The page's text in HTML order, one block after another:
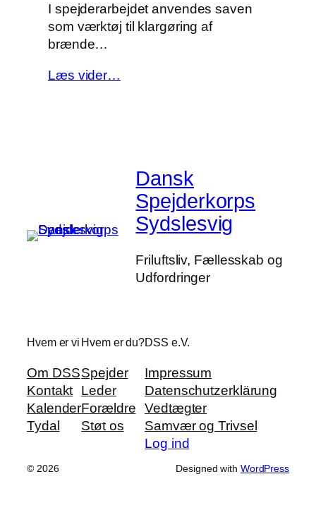
I spejderarbejdet anvendes saven
som værktøj til klargøring af
brænde…
Læs vider…
Dansk
Spejderkorps
Sydslesvig
Friluftsliv, Fællesskab og
Udfordringer
Hvem er vi
Om DSS
Kontakt
Kalender
Tydal
Hvem er du?
Spejder
Leder
Forældre
Støt os
DSS e.V.
Impressum
Datenschutzerklärung
Vedtægter
Samvær og Trivsel
Log ind
© 2026 Designed with WordPress